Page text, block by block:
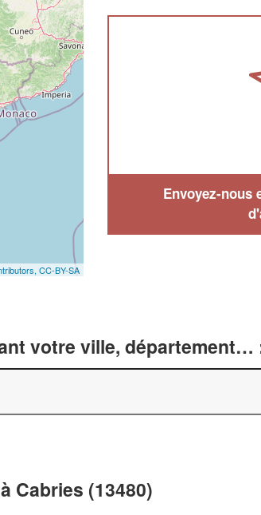
CC-BY-SA
Envoyez-nous
votre ville, département…
Cabries (13480)